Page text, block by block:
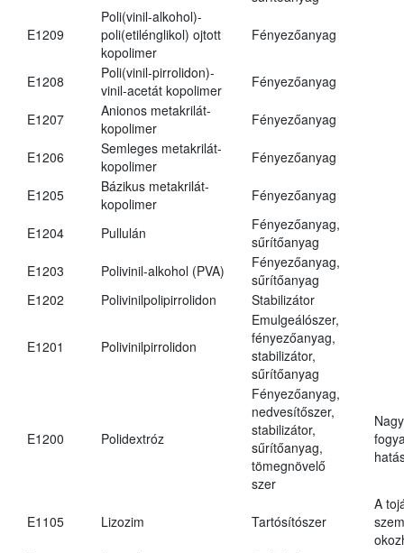
E1209
Poli(vinil-alkohol)-
poli(etilénglikol) ojtott
kopolimer
Fényezőanyag
E1208
Poli(vinil-pirrolidon)-
vinil-acetát kopolimer
Fényezőanyag
E1207
Anionos metakrilát-
kopolimer
Fényezőanyag
E1206
Semleges metakrilát-
kopolimer
Fényezőanyag
E1205
Bázikus metakrilát-
kopolimer
Fényezőanyag
E1204 Pullulán
Fényezőanyag,
sűrítőanyag
E1203
Polivinil-alkohol (PVA)
Fényezőanyag,
sűrítőanyag
E1202
Polivinilpolipirrolidon Stabilizátor
E1201 Polivinilpirrolidon
Emulgeálószer,
fényezőanyag,
stabilizátor,
sűrítőanyag
E1200 Polidextróz
Fényezőanyag,
nedvesítőszer,
stabilizátor,
sűrítőanyag,
tömegnövelő
szer
E1105 Lizozim Tartósítószer
A